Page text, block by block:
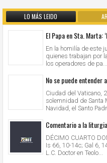
LO MÁS LEIDO
El Papa en Sta. Marta:
En la homilía de este
quienes trabajan por
los operadores de pa...
No se puede entender
Ciudad del Vaticano,
solemnidad de Santa
Navidad, el Santo
Comentario a la
DÉCIMO CUARTO
Is 66, 10-14c; Gal 6,
L.C. Doctor en Teolo...